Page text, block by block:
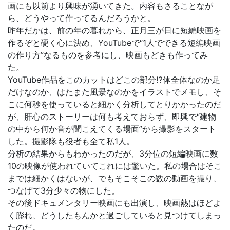
画にも以前より興味が湧いてきた。内容もさることなが
ら、どうやって作ってるんだろうかと。
昨年だかは、前の年の暮れから、正月三が日に短編映画を
作るぞと硬く心に決め、YouTubeで“1人でできる短編映画
の作り方”なるものを参考にし、映画もどきも作ってみ
た。
YouTube作品をこのカットはどこの部分⁉︎体全体なのか足
だけなのか、はたまた風景なのかをイラストでメモし、そ
こに何秒を使っていると細かく分析してとりかかったのだ
が、肝心のストーリーは何も考えておらず、即興で“建物
の中から何か音が聞こえてくる場面”から撮影をスタート
した。撮影隊も役者も全て私1人。
分析の結果からもわかったのだが、3分位の短編映画に数
10の映像が使われていてこれには驚いた。私の場合はそこ
までは細かくはないが、でもそこそこの数の動画を撮り、
つなげて3分少々の物にした。
その後ドキュメンタリー映画にも出演し、映画熱はほどよ
く膨れ、どうしたもんかと過ごしていると見つけてしまっ
たのだ。